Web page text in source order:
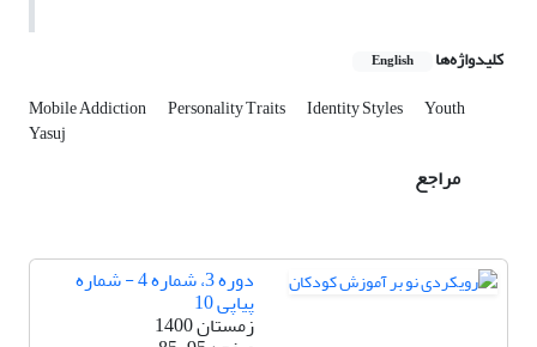
کلیدواژه‌ها English
Mobile Addiction Personality Traits Identity Styles Youth
Yasuj
مراجع
دوره 3، شماره 4 - شماره
پیاپی 10
زمستان 1400